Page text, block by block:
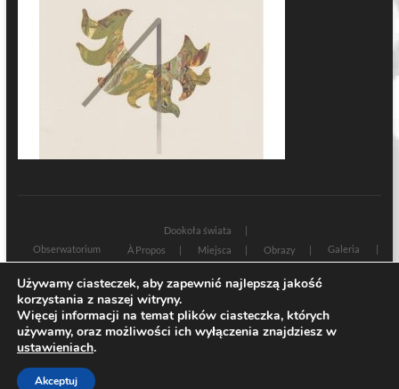
Dookoła świata
Obserwatorium
À Propos Miejsca Obrazy
Galeria
Sacrum profanum
Zamyślenia
Teksty
Rozmowy Świadectwa Na marginesie
| Designed by:Theme Freesia
Używamy ciasteczek, aby zapewnić najlepszą jakość
korzystania z naszej witryny.
Więcej informacji na temat plików ciasteczka, których
używamy, oraz możliwości ich wyłączenia znajdziesz w
ustawieniach.
Akceptuj